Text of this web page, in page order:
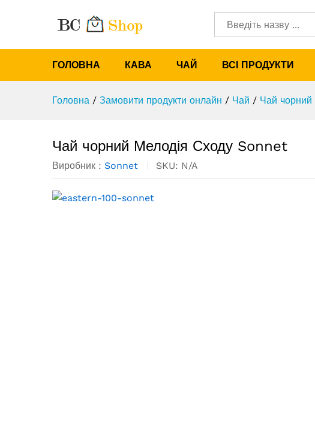
Категорії
ГОЛОВНА КАВА ЧАЙ ВСІ ПРОДУКТИ
Головна / Замовити продукти онлайн / Чай / Чай чорний
Чай чорний Мелодія Сходу Sonnet
Виробник : Sonnet SKU: N/A
Чай чорний Мелодія Сходу Sonnet
Характеристики